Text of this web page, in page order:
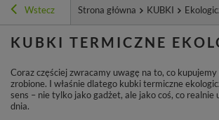
Wstecz Strona główna KUBKI
KUBKI TERMICZNE
Coraz częściej zwracamy uwagę na to, co
zrobione. I właśnie dlatego kubki termiczne
sens – nie tylko jako gadżet, ale jako coś, co realnie
dnia.